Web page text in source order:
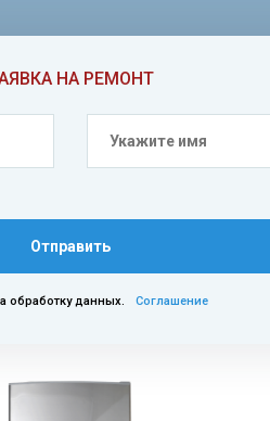
НА РЕМОНТ
Отправить
обработку данных. Соглашение